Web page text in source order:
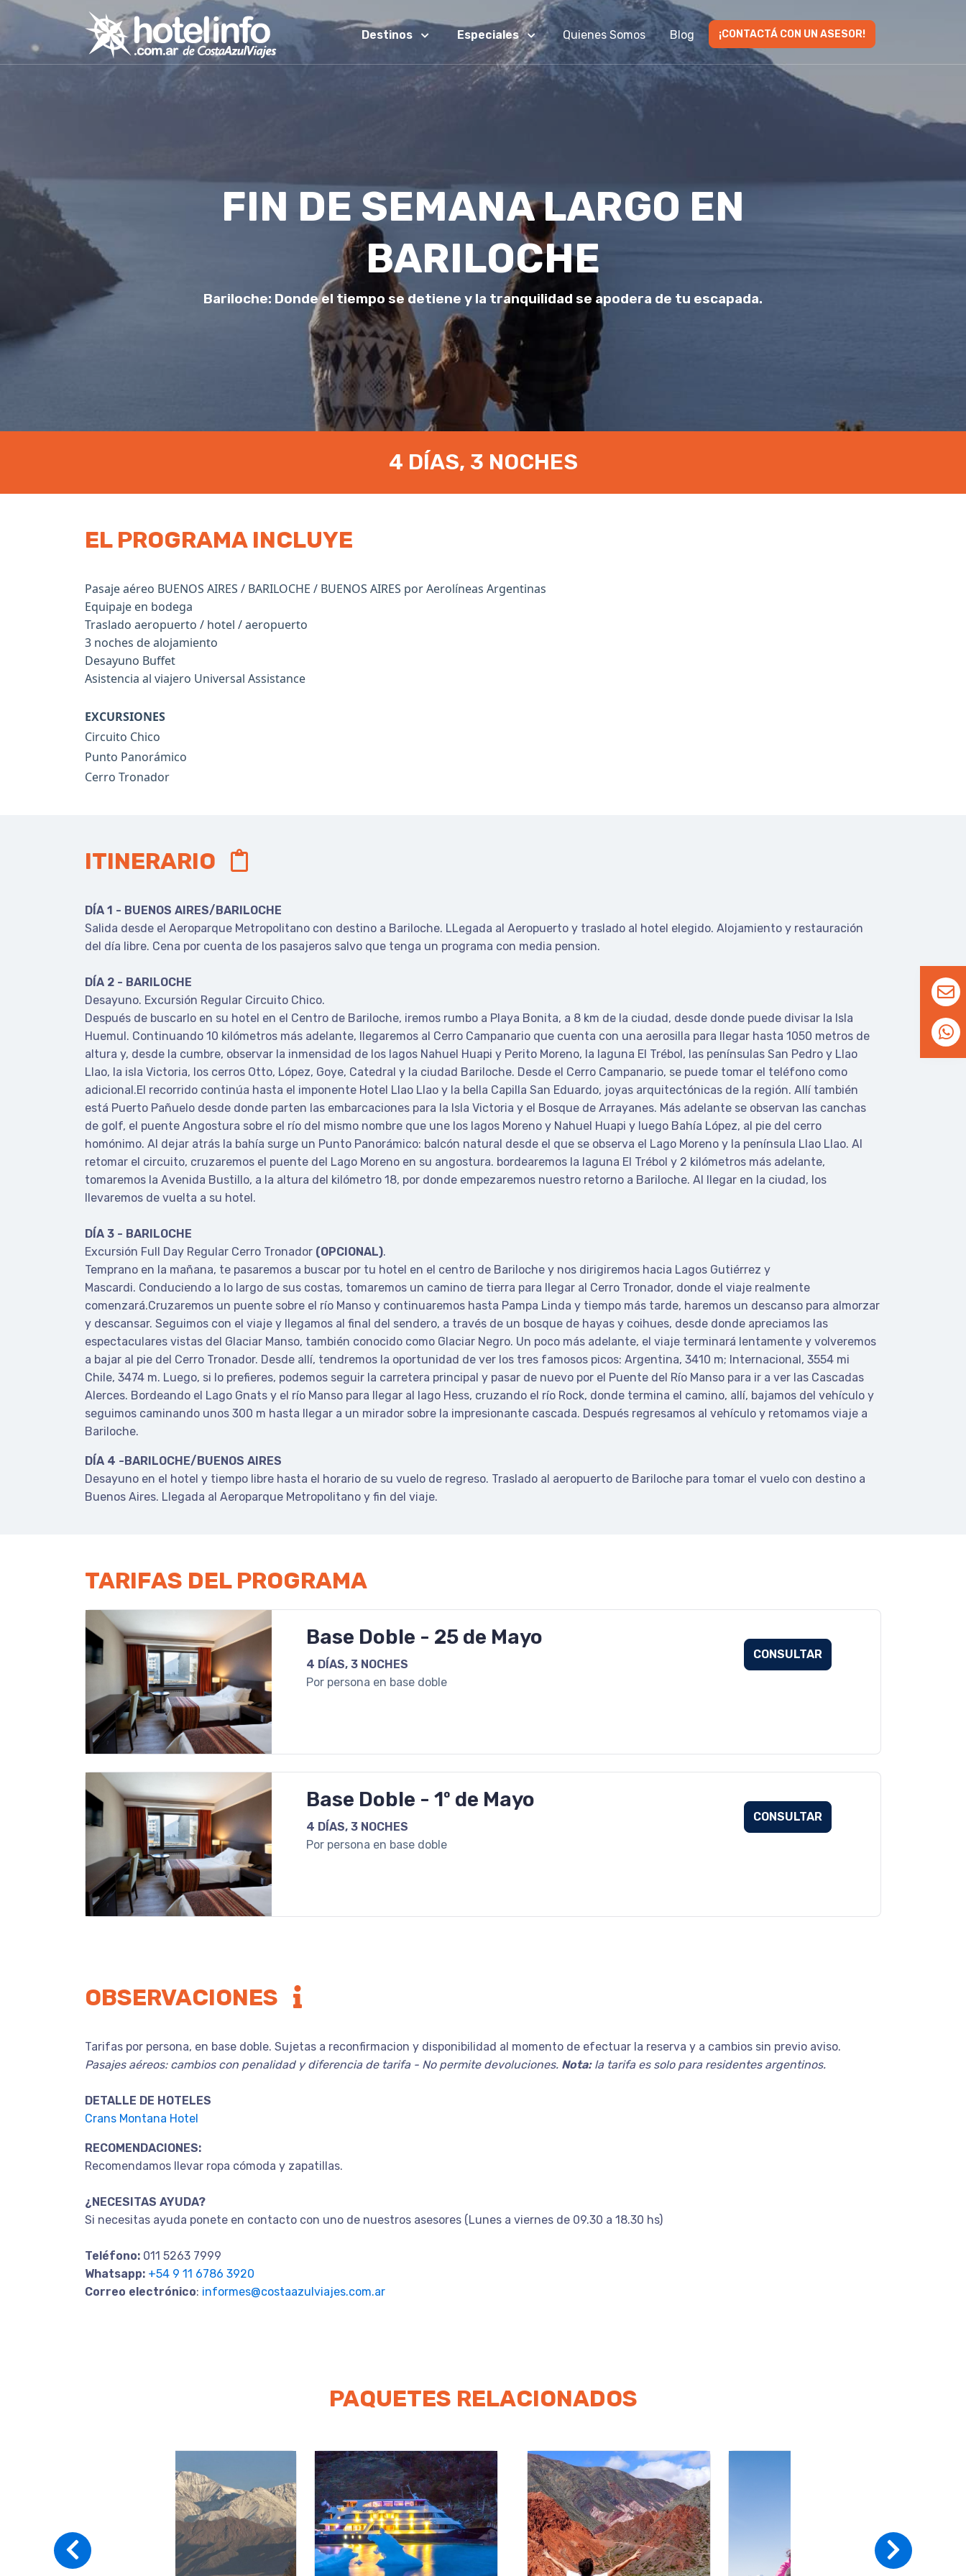
Destinos Especiales Quienes Somos Blog ¡CONTACTÁ CON UN ASESOR!
FIN DE SEMANA LARGO EN
BARILOCHE
Bariloche: Donde el tiempo se detiene y la tranquilidad se apodera de tu escapada.
4 DÍAS, 3 NOCHES
EL PROGRAMA INCLUYE
Pasaje aéreo BUENOS AIRES / BARILOCHE / BUENOS AIRES por Aerolíneas Argentinas
Equipaje en bodega
Traslado aeropuerto / hotel / aeropuerto
3 noches de alojamiento
Desayuno Buffet
Asistencia al viajero Universal Assistance
EXCURSIONES
Circuito Chico
Punto Panorámico
Cerro Tronador
ITINERARIO
DÍA 1 - BUENOS AIRES/BARILOCHE
Salida desde el Aeroparque Metropolitano con destino a Bariloche. LLegada al Aeropuerto y traslado al hotel elegido. Alojamiento y restauración
del día libre. Cena por cuenta de los pasajeros salvo que tenga un programa con media pension.
DÍA 2 - BARILOCHE
Desayuno. Excursión Regular Circuito Chico.
Después de buscarlo en su hotel en el Centro de Bariloche, iremos rumbo a Playa Bonita, a 8 km de la ciudad, desde donde puede divisar la Isla
Huemul. Continuando 10 kilómetros más adelante, llegaremos al Cerro Campanario que cuenta con una aerosilla para llegar hasta 1050 metros de
altura y, desde la cumbre, observar la inmensidad de los lagos Nahuel Huapi y Perito Moreno, la laguna El Trébol, las penínsulas San Pedro y Llao
Llao, la isla Victoria, los cerros Otto, López, Goye, Catedral y la ciudad Bariloche. Desde el Cerro Campanario, se puede tomar el teléfono como
adicional.El recorrido continúa hasta el imponente Hotel Llao Llao y la bella Capilla San Eduardo, joyas arquitectónicas de la región. Allí también
está Puerto Pañuelo desde donde parten las embarcaciones para la Isla Victoria y el Bosque de Arrayanes. Más adelante se observan las canchas
de golf, el puente Angostura sobre el río del mismo nombre que une los lagos Moreno y Nahuel Huapi y luego Bahía López, al pie del cerro
homónimo. Al dejar atrás la bahía surge un Punto Panorámico: balcón natural desde el que se observa el Lago Moreno y la península Llao Llao. Al
retomar el circuito, cruzaremos el puente del Lago Moreno en su angostura. bordearemos la laguna El Trébol y 2 kilómetros más adelante,
tomaremos la Avenida Bustillo, a la altura del kilómetro 18, por donde empezaremos nuestro retorno a Bariloche. Al llegar en la ciudad, los
llevaremos de vuelta a su hotel.
DÍA 3 - BARILOCHE
Excursión Full Day Regular Cerro Tronador (OPCIONAL).
Temprano en la mañana, te pasaremos a buscar por tu hotel en el centro de Bariloche y nos dirigiremos hacia Lagos Gutiérrez y
Mascardi. Conduciendo a lo largo de sus costas, tomaremos un camino de tierra para llegar al Cerro Tronador, donde el viaje realmente
comenzará.Cruzaremos un puente sobre el río Manso y continuaremos hasta Pampa Linda y tiempo más tarde, haremos un descanso para almorzar
y descansar. Seguimos con el viaje y llegamos al final del sendero, a través de un bosque de hayas y coihues, desde donde apreciamos las
espectaculares vistas del Glaciar Manso, también conocido como Glaciar Negro. Un poco más adelante, el viaje terminará lentamente y volveremos
a bajar al pie del Cerro Tronador. Desde allí, tendremos la oportunidad de ver los tres famosos picos: Argentina, 3410 m; Internacional, 3554 mi
Chile, 3474 m. Luego, si lo prefieres, podemos seguir la carretera principal y pasar de nuevo por el Puente del Río Manso para ir a ver las Cascadas
Alerces. Bordeando el Lago Gnats y el río Manso para llegar al lago Hess, cruzando el río Rock, donde termina el camino, allí, bajamos del vehículo y
seguimos caminando unos 300 m hasta llegar a un mirador sobre la impresionante cascada. Después regresamos al vehículo y retomamos viaje a
Bariloche.
DÍA 4 -BARILOCHE/BUENOS AIRES
Desayuno en el hotel y tiempo libre hasta el horario de su vuelo de regreso. Traslado al aeropuerto de Bariloche para tomar el vuelo con destino a
Buenos Aires. Llegada al Aeroparque Metropolitano y fin del viaje.
TARIFAS DEL PROGRAMA
Base Doble - 25 de Mayo
4 DÍAS, 3 NOCHES
Por persona en base doble
CONSULTAR
Base Doble - 1º de Mayo
4 DÍAS, 3 NOCHES
Por persona en base doble
CONSULTAR
OBSERVACIONES
Tarifas por persona, en base doble. Sujetas a reconfirmacion y disponibilidad al momento de efectuar la reserva y a cambios sin previo aviso.
Pasajes aéreos: cambios con penalidad y diferencia de tarifa - No permite devoluciones. Nota:la tarifa es solo para residentes argentinos.
DETALLE DE HOTELES
Crans Montana Hotel
RECOMENDACIONES:
Recomendamos llevar ropa cómoda y zapatillas.
¿NECESITAS AYUDA?
Si necesitas ayuda ponete en contacto con uno de nuestros asesores (Lunes a viernes de 09.30 a 18.30 hs)
Teléfono: 011 5263 7999
Whatsapp: +54 9 11 6786 3920
Correo electrónico: informes@costaazulviajes.com.ar
PAQUETES RELACIONADOS